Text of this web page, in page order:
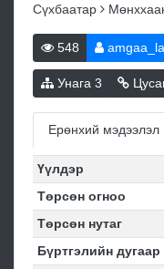
Сүхбаатар
548
Унага 3
Ерөнхий мэдээлэл
Үүлдэр
Төрсөн огноо
Төрсөн нутаг
Бүртгэлийн дугаар